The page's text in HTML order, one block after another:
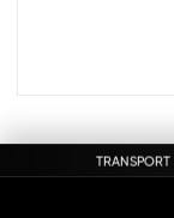
TRANSPORT